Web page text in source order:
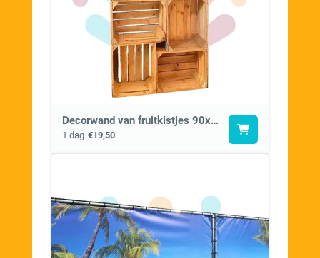
Decorwand van fruitkistjes 90x180cm
1 dag €19,50